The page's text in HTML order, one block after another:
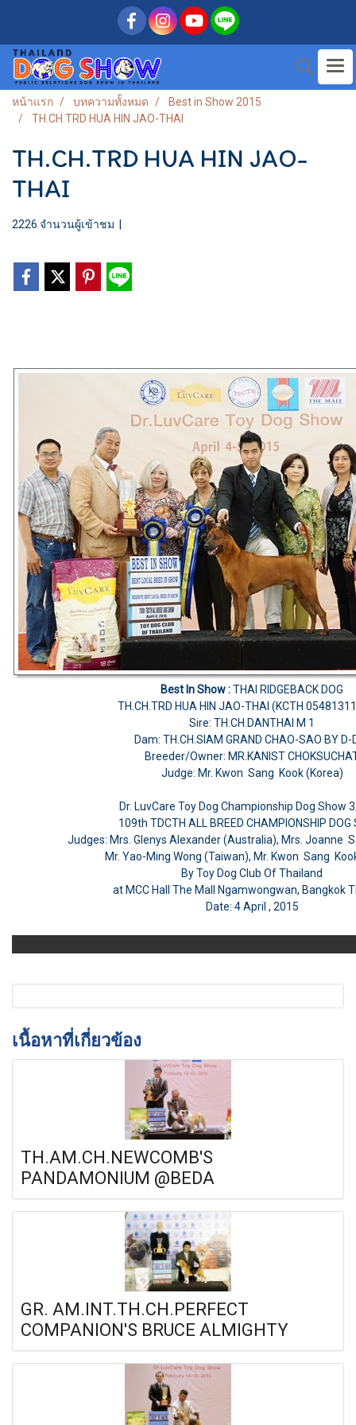
หน้าแรก บทความทั้งหมด
Best in Show 2015
TH.CH.TRD HUA HIN JAO-THAI
TH.CH.TRD HUA HIN JAO-
THAI
2226 จำนวนผู้เข้าชม
Best In Show :THAI RIDGEBACK DOG
TH.CH.TRD HUA HIN JAO-THAI (KCTH
Sire: TH.CH.DANTHAI M 1
Dam: TH.CH.SIAM GRAND CHAO-SAO BY D-
Breeder/Owner: MR.KANIST
Judge: Mr. Kwon Sang Kook (Korea)
Dr. LuvCare Toy Dog Championship Dog Show
109th TDCTH ALL BREED CHAMPIONSHIP DOG
Judges: Mrs. Glenys Alexander (Australia), Mrs. Joanne
Mr. Yao-Ming Wong (Taiwan), Mr. Kwon Sang
By Toy Dog Club Of Thailand
at MCC Hall The Mall Ngamwongwan, Bangkok
Date: 4 April , 2015
เนื้อหาที่เกี่ยวข้อง
TH.AM.CH.NEWCOMB'S
PANDAMONIUM @BEDA
GR. AM.INT.TH.CH.PERFECT
COMPANION'S BRUCE ALMIGHTY